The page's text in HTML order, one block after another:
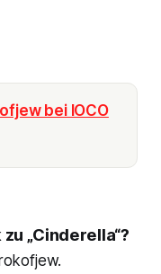
bei IOCO
„Cinderella“?